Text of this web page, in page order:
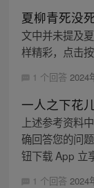
夏柳青死没
文中并未提及
样精彩，点击
1 个回答 2024
一人之下花
上述参考资料
确回答您的问
钮下载 App 立
1 个回答 2024